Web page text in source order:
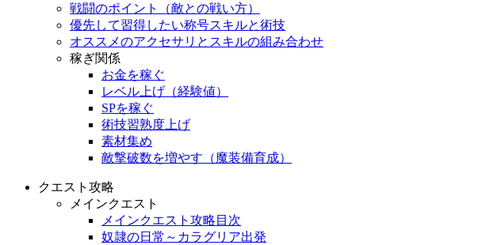
戦闘のポイント（敵との戦い方）
優先して習得したい称号スキルと術技
オススメのアクセサリとスキルの組み合わせ
稼ぎ関係
お金を稼ぐ
レベル上げ（経験値）
SPを稼ぐ
術技習熟度上げ
素材集め
敵撃破数を増やす（魔装備育成）
クエスト攻略
メインクエスト
メインクエスト攻略目次
奴隷の日常～カラグリア出発